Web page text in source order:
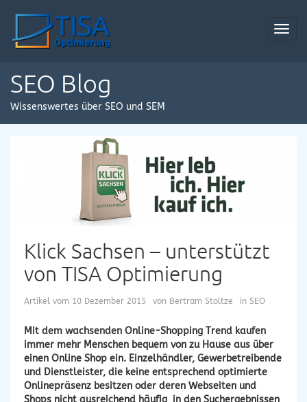
SEO Blog
Wissenswertes über SEO und SEM
Klick Sachsen – unterstützt
von TISA Optimierung
Artikel vom 10 Dezember 2015 von Bertram Stoltze in SEO
Mit dem wachsenden Online-Shopping Trend kaufen
immer mehr Menschen bequem von zu Hause aus über
einen Online Shop ein. Einzelhändler, Gewerbetreibende
und Dienstleister, die keine entsprechend optimierte
Onlinepräsenz besitzen oder deren Webseiten und
Shops nicht ausreichend häufig in den Suchergebnissen